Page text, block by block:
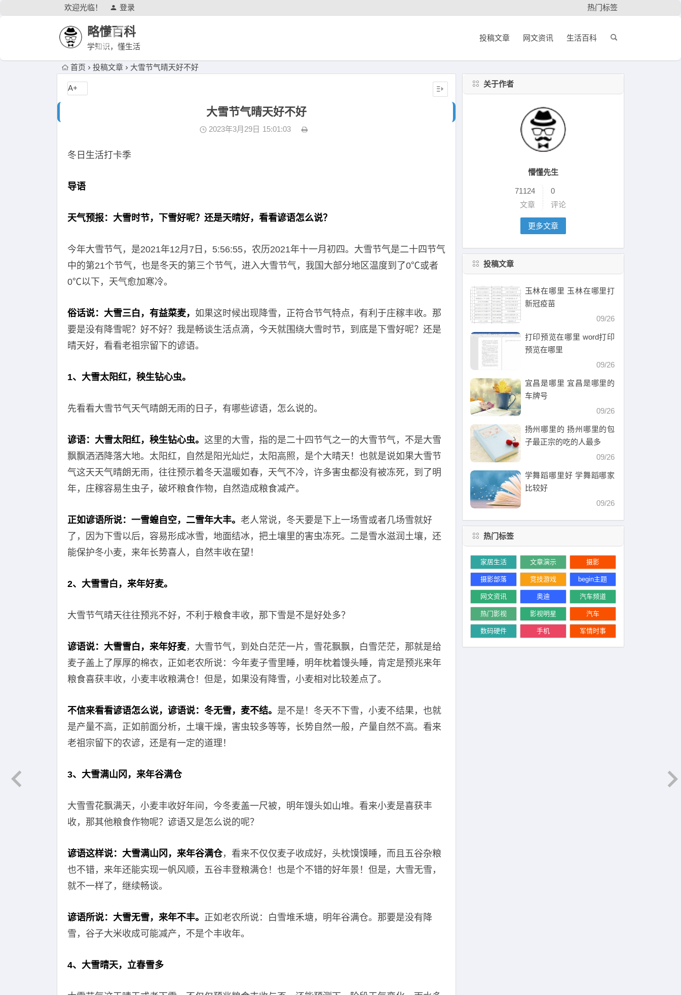
欢迎光临！ 登录 热门标签
略懂百科
学知识，懂生活
投稿文章 网文资讯 生活百科
首页 投稿文章 大雪节气晴天好不好
大雪节气晴天好不好
2023年3月29日 15:01:03
冬日生活打卡季
导语
天气预报：大雪时节，下雪好呢？还是天晴好，看看谚语怎么说？
今年大雪节气，是2021年12月7日，5:56:55，农历2021年十一月初四。大雪节气是二十四节气
中的第21个节气，也是冬天的第三个节气，进入大雪节气，我国大部分地区温度到了0℃或者
0℃以下，天气愈加寒冷。
俗话说：大雪三白，有益菜麦， 如果这时候出现降雪，正符合节气特点，有利于庄稼丰收。那
要是没有降雪呢？好不好？我是畅谈生活点滴，今天就围绕大雪时节，到底是下雪好呢？还是
晴天好，看看老祖宗留下的谚语。
1、大雪太阳红，秧生钻心虫。
先看看大雪节气天气晴朗无雨的日子，有哪些谚语，怎么说的。
谚语：大雪太阳红，秧生钻心虫。 这里的大雪，指的是二十四节气之一的大雪节气，不是大雪
飘飘洒洒降落大地。太阳红，自然是阳光灿烂，太阳高照，是个大晴天！也就是说如果大雪节
气这天天气晴朗无雨，往往预示着冬天温暖如春，天气不冷，许多害虫都没有被冻死，到了明
年，庄稼容易生虫子，破坏粮食作物，自然造成粮食减产。
正如谚语所说：一雪蝗自空，二雪年大丰。 老人常说，冬天要是下上一场雪或者几场雪就好
了，因为下雪以后，容易形成冰雪，地面结冰，把土壤里的害虫冻死。二是雪水滋润土壤，还
能保护冬小麦，来年长势喜人，自然丰收在望！
2、大雪雪白，来年好麦。
大雪节气晴天往往预兆不好，不利于粮食丰收，那下雪是不是好处多？
谚语说：大雪雪白，来年好麦，大雪节气，到处白茫茫一片，雪花飘飘，白雪茫茫，那就是给
麦子盖上了厚厚的棉衣，正如老农所说：今年麦子雪里睡，明年枕着馒头睡，肯定是预兆来年
粮食喜获丰收，小麦丰收粮满仓！但是，如果没有降雪，小麦相对比较差点了。
不信来看看谚语怎么说，谚语说：冬无雪，麦不结。 是不是！冬天不下雪，小麦不结果，也就
是产量不高，正如前面分析，土壤干燥，害虫较多等等，长势自然一般，产量自然不高。看来
老祖宗留下的农谚，还是有一定的道理！
3、大雪满山冈，来年谷满仓
大雪雪花飘满天，小麦丰收好年间，今冬麦盖一尺被，明年馒头如山堆。看来小麦是喜获丰
收，那其他粮食作物呢？谚语又是怎么说的呢？
谚语这样说：大雪满山冈，来年谷满仓，看来不仅仅麦子收成好，头枕馍馍睡，而且五谷杂粮
也不错，来年还能实现一帆风顺，五谷丰登粮满仓！也是个不错的好年景！但是，大雪无雪，
就不一样了，继续畅谈。
谚语所说：大雪无雪，来年不丰。 正如老农所说：白雪堆禾塘，明年谷满仓。那要是没有降
雪，谷子大米收成可能减产，不是个丰收年。
4、大雪晴天，立春雪多
A+ 关于作者
懵懂先生
71124
文章
0
评论
更多文章
投稿文章
玉林在哪里 玉林在哪里打
新冠疫苗
09/26
打印预览在哪里 word打印
预览在哪里
09/26
宜昌是哪里 宜昌是哪里的
车牌号
09/26
扬州哪里的 扬州哪里的包
子最正宗的吃的人最多
09/26
学舞蹈哪里好 学舞蹈哪家
比较好
09/26
热门标签
家居生活 文章演示 摄影
摄影部落 竞技游戏 begin主题
网文资讯 奥迪 汽车频道
热门影视 影视明星 汽车
数码硬件 手机 军情时事